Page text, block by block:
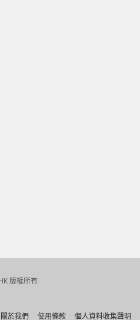
版權所有
關於我們 使用條款 個人資料收集聲明